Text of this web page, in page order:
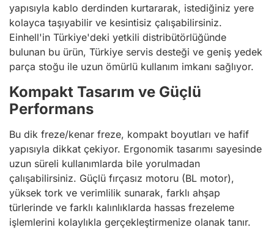
yapısıyla kablo derdinden kurtararak, istediğiniz yere
kolayca taşıyabilir ve kesintisiz çalışabilirsiniz.
Einhell'in Türkiye'deki yetkili distribütörlüğünde
bulunan bu ürün, Türkiye servis desteği ve geniş yedek
parça stoğu ile uzun ömürlü kullanım imkanı sağlıyor.
Kompakt Tasarım ve Güçlü
Performans
Bu dik freze/kenar freze, kompakt boyutları ve hafif
yapısıyla dikkat çekiyor. Ergonomik tasarımı sayesinde
uzun süreli kullanımlarda bile yorulmadan
çalışabilirsiniz. Güçlü fırçasız motoru (BL motor),
yüksek tork ve verimlilik sunarak, farklı ahşap
türlerinde ve farklı kalınlıklarda hassas frezeleme
işlemlerini kolaylıkla gerçekleştirmenize olanak tanır.